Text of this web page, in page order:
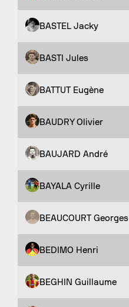
BASTEL Jacky
BASTI Jules
BATTUT Eugène
BAUDRY Olivier
BAUJARD André
BAYALA Cyrille
BEAUCOURT Georges
BEDIMO Henri
BEGHIN Guillaume